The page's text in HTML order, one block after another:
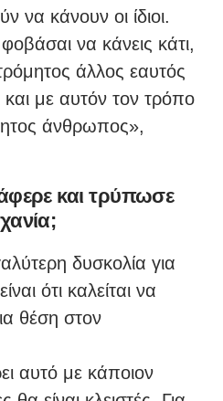
να κάνουν οι ίδιοι.
να κάνεις κάτι,
άλλος εαυτός
και με αυτόν τον τρόπο
άνθρωπος»,
και τρύπωσε
δυσκολία για
ότι καλείται να
θέση στον
αυτό με κάποιον